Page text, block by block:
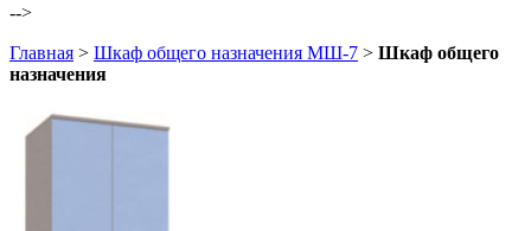
-->
Главная > Шкаф общего назначения МШ-7 > Шкаф общего
назначения